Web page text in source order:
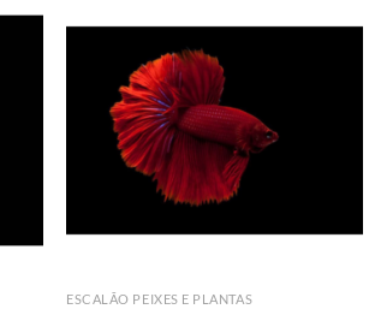
ESCALÃO PEIXES E PLANTAS